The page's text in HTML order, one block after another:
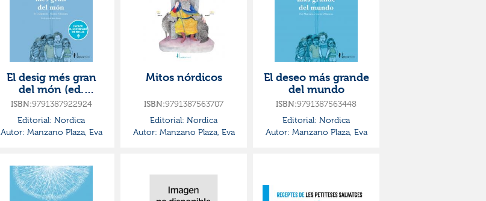
El desig més gran
del món (ed.
especial 10 anys)
ISBN:9791387922924
Editorial: Nordica
Autor: Manzano Plaza, Eva
Mitos nórdicos
ISBN:9791387563707
Editorial: Nordica
Autor: Manzano Plaza, Eva
El deseo más grande
del mundo
ISBN:9791387563448
Editorial: Nordica
Autor: Manzano Plaza, Eva